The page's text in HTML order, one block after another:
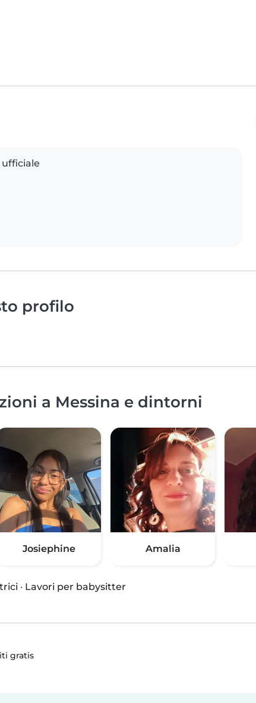
profilo
a Messina e dintorni
Josiephine Amalia
· Lavori per babysitter
gratis